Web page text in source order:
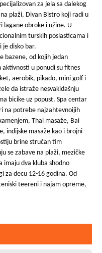
za jela sa dalekog
plaži, Divan Bistro koji radi u
lagane obroke i užine. U
turskih poslasticama i
disko bar.
bazene, od kojih jedan
aktivnosti u ponudi su fitnes
aerobik, pikado, mini golf i
da istraže nesvakidašnju
bicike uz popust. Spa centar
na potrebe najzahtevnoijih
Thai masaže, Bai
indijske masaže kao i brojni
brine stručan tim
se zabave na plaži, mezičke
imaju dva kluba shodno
za decu 12-16 godina. Od
teereni i najam opreme,